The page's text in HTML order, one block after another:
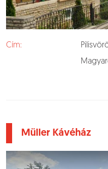
Cím:
Müller Kávéház